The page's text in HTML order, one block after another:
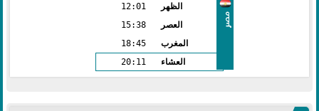
مصر
الظهر
12:01
العصر
15:38
المغرب
18:45
العشاء
20:11